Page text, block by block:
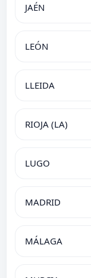
JAÉN
LEÓN
LLEIDA
RIOJA (LA)
LUGO
MADRID
MÁLAGA